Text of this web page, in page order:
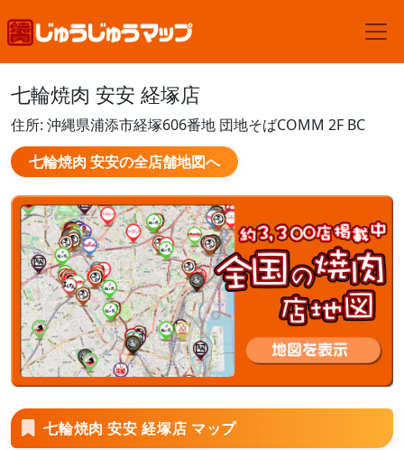
七輪焼肉 安安 経塚店
住所: 沖縄県浦添市経塚606番地 団地そばCOMM 2F BC
七輪焼肉 安安の全店舗地図へ
七輪焼肉 安安 経塚店 マップ